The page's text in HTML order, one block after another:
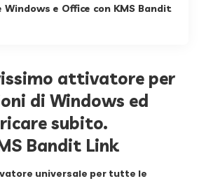
e Office con KMS Bandit
attivatore per
di Windows ed
subito.
Bandit Link
universale per tutte le